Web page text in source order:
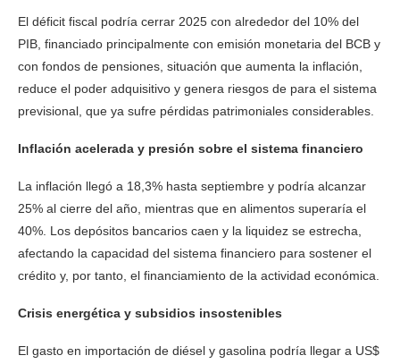
El déficit fiscal podría cerrar 2025 con alrededor del 10% del
PIB, financiado principalmente con emisión monetaria del BCB y
con fondos de pensiones, situación que aumenta la inflación,
reduce el poder adquisitivo y genera riesgos de para el sistema
previsional, que ya sufre pérdidas patrimoniales considerables.
Inflación acelerada y presión sobre el sistema financiero
La inflación llegó a 18,3% hasta septiembre y podría alcanzar
25% al cierre del año, mientras que en alimentos superaría el
40%. Los depósitos bancarios caen y la liquidez se estrecha,
afectando la capacidad del sistema financiero para sostener el
crédito y, por tanto, el financiamiento de la actividad económica.
Crisis energética y subsidios insostenibles
El gasto en importación de diésel y gasolina podría llegar a US$